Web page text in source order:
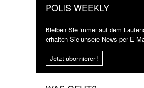
POLIS WEEKLY
Bleiben Sie immer auf dem
erhalten Sie unsere News per E-
Jetzt abonnieren!